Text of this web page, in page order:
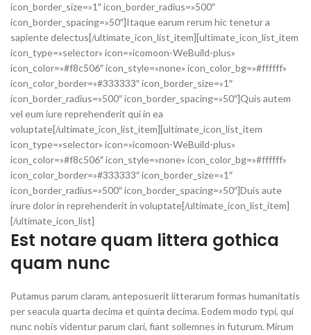
icon_border_size=»1″ icon_border_radius=»500″
icon_border_spacing=»50″]Itaque earum rerum hic tenetur a
sapiente delectus[/ultimate_icon_list_item][ultimate_icon_list_item
icon_type=»selector» icon=»icomoon-WeBuild-plus»
icon_color=»#f8c506″ icon_style=»none» icon_color_bg=»#ffffff»
icon_color_border=»#333333″ icon_border_size=»1″
icon_border_radius=»500″ icon_border_spacing=»50″]Quis autem
vel eum iure reprehenderit qui in ea
voluptate[/ultimate_icon_list_item][ultimate_icon_list_item
icon_type=»selector» icon=»icomoon-WeBuild-plus»
icon_color=»#f8c506″ icon_style=»none» icon_color_bg=»#ffffff»
icon_color_border=»#333333″ icon_border_size=»1″
icon_border_radius=»500″ icon_border_spacing=»50″]Duis aute
irure dolor in reprehenderit in voluptate[/ultimate_icon_list_item]
[/ultimate_icon_list]
Est notare quam littera gothica
quam nunc
Putamus parum claram, anteposuerit litterarum formas humanitatis
per seacula quarta decima et quinta decima. Eodem modo typi, qui
nunc nobis videntur parum clari, fiant sollemnes in futurum. Mirum